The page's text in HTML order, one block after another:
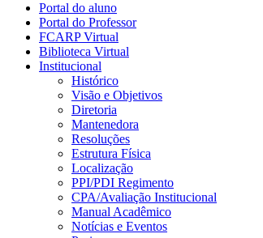
Portal do aluno
Portal do Professor
FCARP Virtual
Biblioteca Virtual
Institucional
Histórico
Visão e Objetivos
Diretoria
Mantenedora
Resoluções
Estrutura Física
Localização
PPI/PDI Regimento
CPA/Avaliação Institucional
Manual Acadêmico
Notícias e Eventos